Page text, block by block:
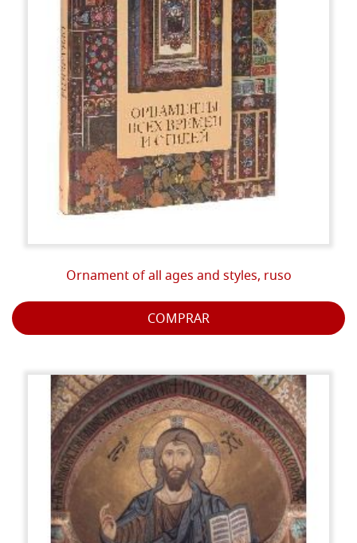
Ornament of all ages and styles, ruso
COMPRAR